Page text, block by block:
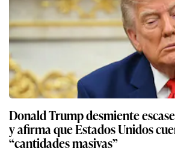
Donald Trump desmiente
y afirma que Estados Unidos
“cantidades masivas”